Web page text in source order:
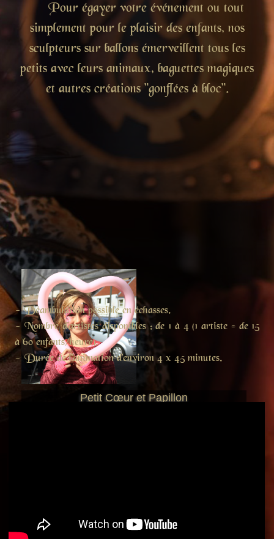
Pour égayer votre événement ou tout
simplement pour le plaisir des enfants, nos
sculpteurs sur ballons émerveillent tous les
petits avec leurs animaux, baguettes magiques
et autres créations "gonflées à bloc".
Petit Cœur et Papillon
- Déambulation possible en échasses.
- Nombre d'artistes disponibles : de 1 à 4 (1 artiste = de 15
à 60 enfants/heure).
- Durée de l'animation d'environ 4 x 45 minutes.